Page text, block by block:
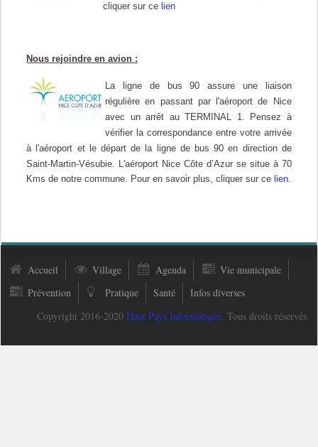
cliquer sur ce lien
Nous rejoindre en avion :
La ligne de bus 90 assure une liaison
régulière en passant par l'aéroport de Nice
avec un arrêt au TERMINAL 1. Pensez à
vérifier la correspondance entre votre arrivée
à l'aéroport et le départ de la ligne de bus 90 en direction de
Saint-Martin-Vésubie. L'aéroport Nice Côte d’Azur se situe à 70
Kms de notre commune. Pour en savoir plus, cliquer sur ce lien.
Accueil Village Agenda
Vie municipale
Prévention
Pratique Santé
Infos diverses
Copyright 2016-2020 Haut Pays Informatique. Tous droits réservés.